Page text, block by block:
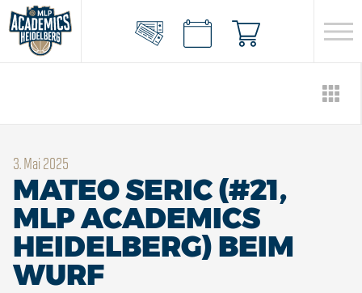
3. Mai 2025
MATEO SERIC (#21,
MLP ACADEMICS
HEIDELBERG) BEIM
WURF